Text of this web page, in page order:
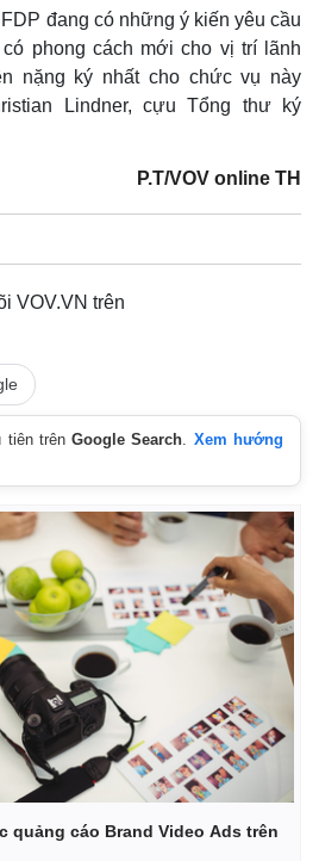
Thị trường
Giá vàng
Tiêu dùng
Tỷ giá
Chứng khoán
Giá cà phê
đang có những ý kiến yêu cầu
phong cách mới cho vị trí lãnh
nặng ký nhất cho chức vụ này
Lindner, cựu Tổng thư ký
P.T/VOV online TH
VOV.VN trên
tiên trênGoogle Search. Xem hướng
quảng cáo Brand Video Ads trên